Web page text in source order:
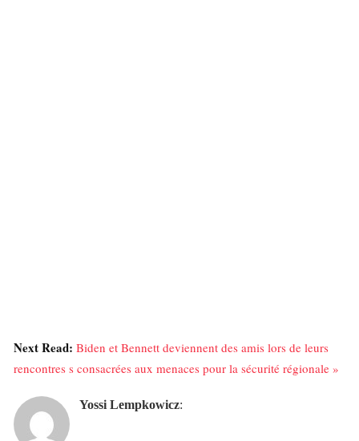
Next Read: Biden et Bennett deviennent des amis lors de leurs
rencontres s consacrées aux menaces pour la sécurité régionale »
Yossi Lempkowicz: